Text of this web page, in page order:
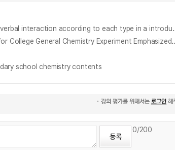
3가지 탐구 실험 유형의 구조화 및 일반화학 실험에서 각 유
실생활 탐구를 강조한 대학일반화학실험 멀티미디어교육매체 개발 및 적용연구 =
school chemistry contents
0/200